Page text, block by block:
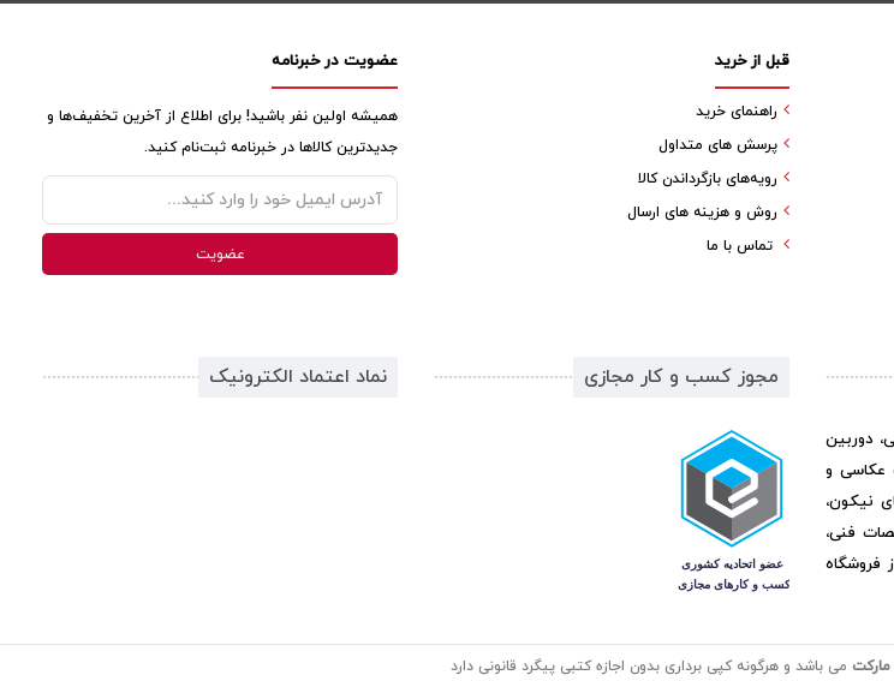
عضویت در خبرنامه
همیشه اولین نفر باشید! برای اطلاع از آخرین تخفیف‌ها و
جدیدترین کالاها در خبرنامه ثبت‌نام کنید.
قبل از خرید
راهنمای خرید
پرسش های متداول
رویه‌های بازگرداندن کالا
روش و هزینه های ارسال
تماس با ما
دوربین
عکاسی و
نیکون،
فنی،
فروشگاه
مجوز کسب و کار مجازی نماد اعتماد الکترونیک
می باشد و هرگونه کپی برداری بدون اجازه کتبی پیگرد قانونی دارد